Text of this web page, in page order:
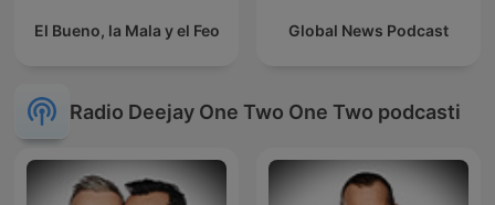
El Bueno, la Mala y el Feo Global News Podcast
Radio Deejay One Two One Two podcasti